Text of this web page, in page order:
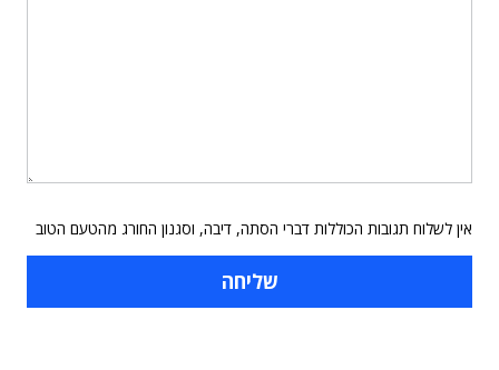
אין לשלוח תגובות הכוללות דברי הסתה, דיבה, וסגנון החורג מהטעם הטוב